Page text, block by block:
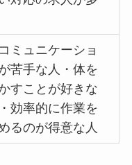
ミュニケーショ
苦手な人・体を
すことが好きな
効率的に作業を
るのが得意な人